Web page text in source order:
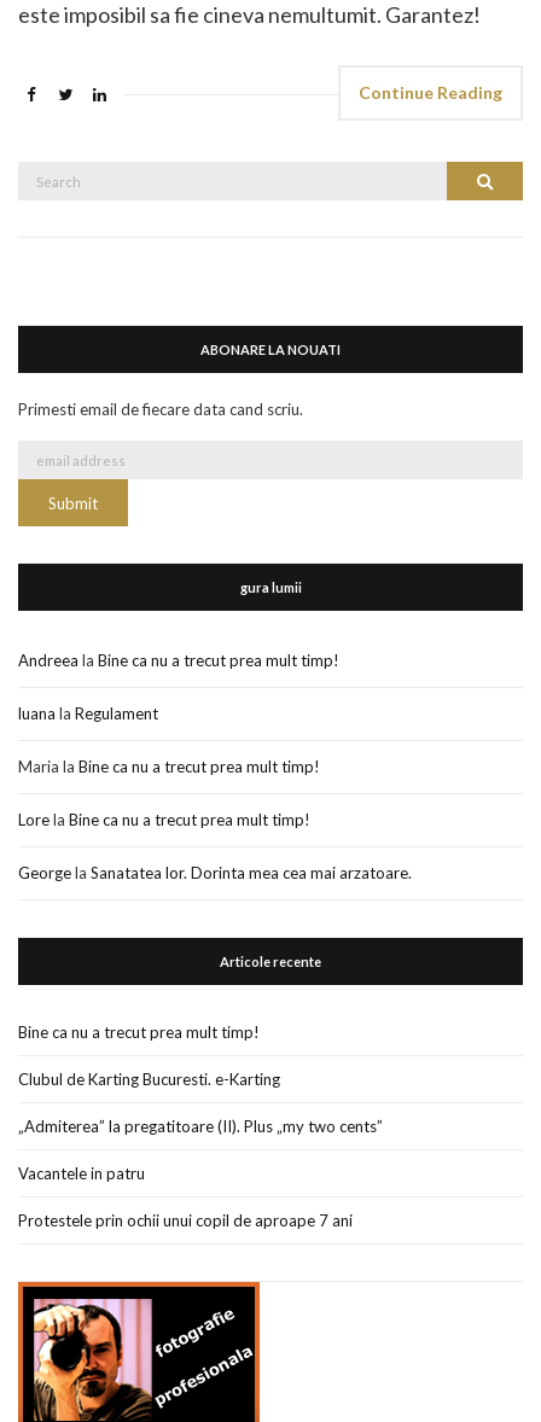
este imposibil sa fie cineva nemultumit. Garantez!
Continue Reading
Search
ABONARE LA NOUATI
Primesti email de fiecare data cand scriu.
gura lumii
Andreea la Bine ca nu a trecut prea mult timp!
luana la Regulament
Maria la Bine ca nu a trecut prea mult timp!
Lorela Bine ca nu a trecut prea mult timp!
Georgela Sanatatea lor. Dorinta mea cea mai arzatoare.
Articole recente
Bine ca nu a trecut prea mult timp!
Clubul de Karting Bucuresti. e-Karting
„Admiterea” la pregatitoare (II). Plus „my two cents”
Vacantele in patru
Protestele prin ochii unui copil de aproape 7 ani